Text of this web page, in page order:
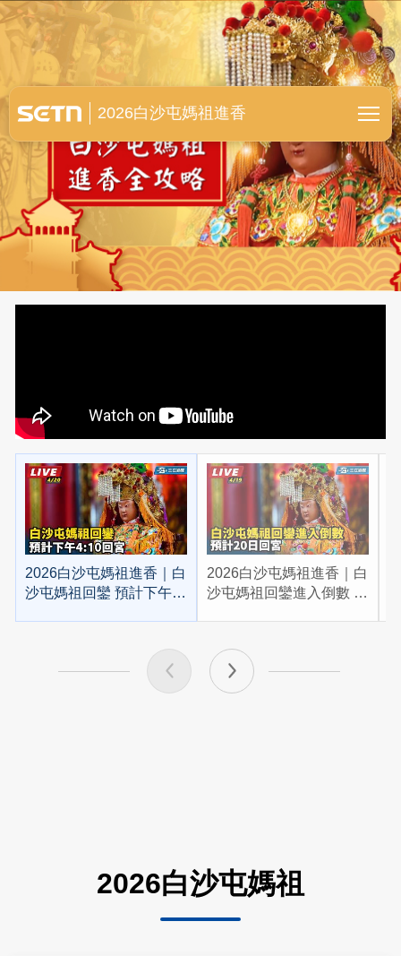
白沙屯媽祖進香全紀錄
2026白沙屯媽祖進香
2026白沙屯媽祖進香｜白
沙屯媽祖回鑾 預計下午
2026白沙屯媽祖進香｜白
沙屯媽祖回鑾進入倒數 預
2026白沙屯媽祖